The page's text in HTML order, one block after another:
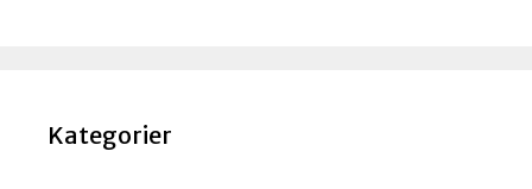
Kategorier